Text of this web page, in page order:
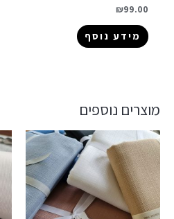
₪99.00
מידע נוסף
מוצרים נוספים